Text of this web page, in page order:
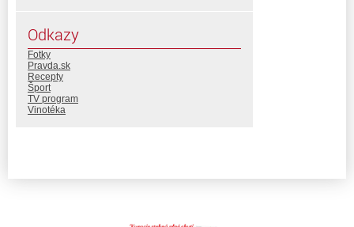
Odkazy
Fotky
Pravda.sk
Recepty
Šport
TV program
Vinotéka